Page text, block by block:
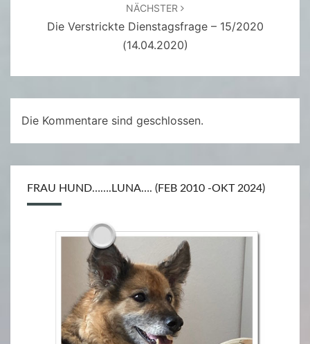
NÄCHSTER
Die Verstrickte Dienstagsfrage – 15/2020
(14.04.2020)
Die Kommentare sind geschlossen.
FRAU HUND…….LUNA…. (FEB 2010 -OKT 2024)